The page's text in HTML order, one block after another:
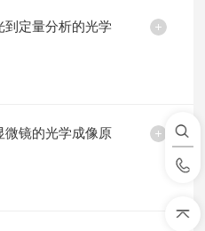
到定量分析的光学
微镜的光学成像原